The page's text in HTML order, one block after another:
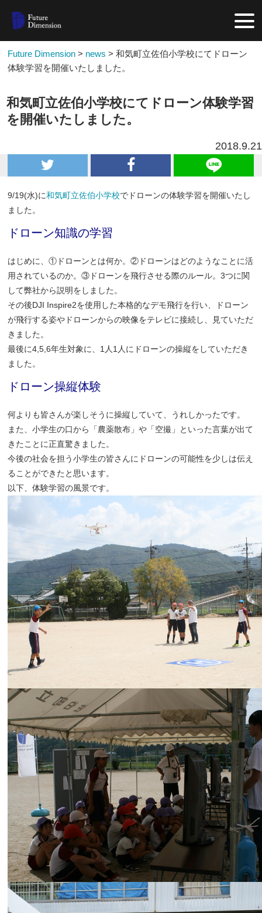
Future Dimension > news >和気町立佐伯小学校にてドローン
体験学習を開催いたしました。
和気町立佐伯小学校にてドローン体験学習
を開催いたしました。
2018.9.21
9/19(水)に和気町立佐伯小学校でドローンの体験学習を開催いたし
ました。
ドローン知識の学習
はじめに、①ドローンとは何か。②ドローンはどのようなことに活
用されているのか。③ドローンを飛行させる際のルール。3つに関
して弊社から説明をしました。
その後DJI Inspire2を使用した本格的なデモ飛行を行い、ドローン
が飛行する姿やドローンからの映像をテレビに接続し、見ていただ
きました。
最後に4,5,6年生対象に、1人1人にドローンの操縦をしていただき
ました。
ドローン操縦体験
何よりも皆さんが楽しそうに操縦していて、うれしかったです。
また、小学生の口から「農薬散布」や「空撮」といった言葉が出て
きたことに正直驚きました。
今後の社会を担う小学生の皆さんにドローンの可能性を少しは伝え
ることができたと思います。
以下、体験学習の風景です。